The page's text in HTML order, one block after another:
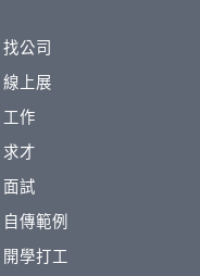
找公司
線上展
工作
求才
面試
自傳範例
開學打工